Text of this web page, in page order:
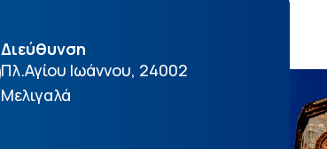
Διεύθυνση
Πλ.Αγίου Ιωάννου, 24002
Μελιγαλά